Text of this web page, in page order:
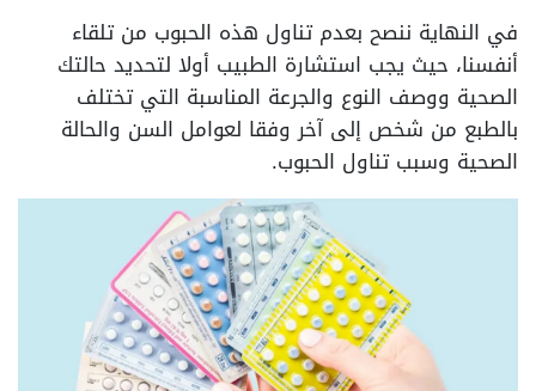
في النهاية ننصح بعدم تناول هذه الحبوب من تلقاء
أنفسنا، حيث يجب استشارة الطبيب أولا لتحديد حالتك
الصحية ووصف النوع والجرعة المناسبة التي تختلف
بالطبع من شخص إلى آخر وفقا لعوامل السن والحالة
الصحية وسبب تناول الحبوب.